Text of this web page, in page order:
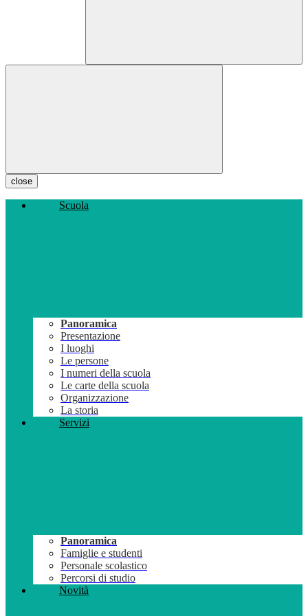
close
Scuola
Panoramica
Presentazione
I luoghi
Le persone
I numeri della scuola
Le carte della scuola
Organizzazione
La storia
Servizi
Panoramica
Famiglie e studenti
Personale scolastico
Percorsi di studio
Novità